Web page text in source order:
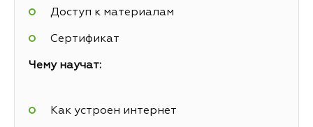
Доступ к материалам
Сертификат
Чему научат:
Как устроен интернет